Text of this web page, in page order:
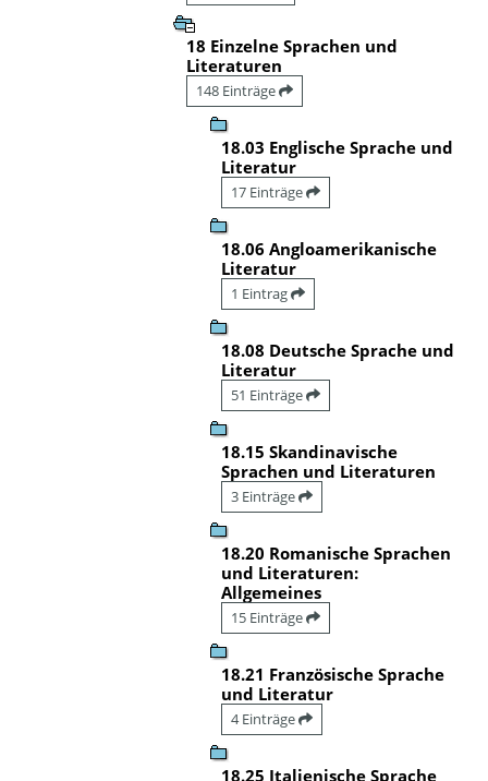
18 Einzelne Sprachen und
Literaturen
148 Einträge
18.03 Englische Sprache und
Literatur
17 Einträge
18.06 Angloamerikanische
Literatur
1 Eintrag
18.08 Deutsche Sprache und
Literatur
51 Einträge
18.15 Skandinavische
Sprachen und Literaturen
3 Einträge
18.20 Romanische Sprachen
und Literaturen:
Allgemeines
15 Einträge
18.21 Französische Sprache
und Literatur
4 Einträge
18.25 Italienische Sprache